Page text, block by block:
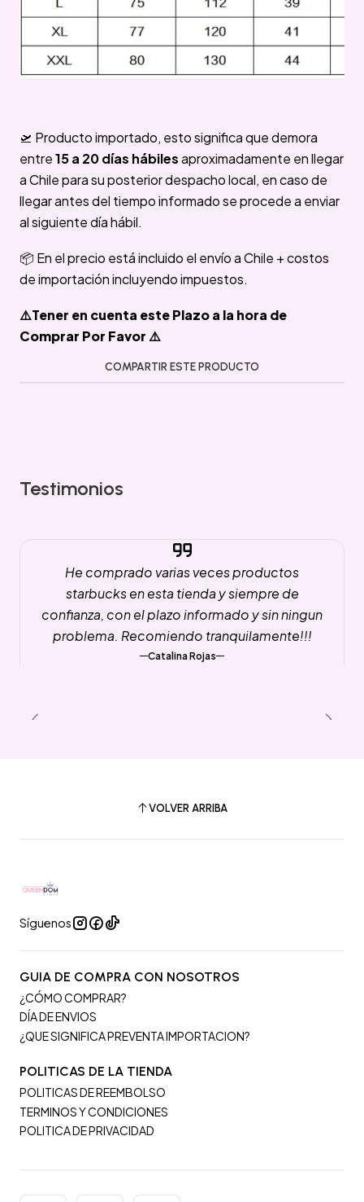
🛫 Producto importado, esto significa que demora
entre15 a 20 días hábilesaproximadamente en llegar
a Chile para su posterior despacho local, en caso de
llegar antes del tiempo informado se procede a enviar
al siguiente día hábil.
📦 En el precio está incluido el envío a Chile + costos
de importación incluyendo impuestos.
⚠️Tener en cuenta este Plazo a la hora de
Comprar Por Favor ⚠️
COMPARTIR ESTE PRODUCTO
Testimonios
He comprado varias veces productos
starbucks en esta tienda y siempre de
confianza, con el plazo informado y sin ningun
problema. Recomiendo tranquilamente!!!
Catalina Rojas
VOLVER ARRIBA
Síguenos
GUIA DE COMPRA CON NOSOTROS
¿CÓMO COMPRAR?
DÍA DE ENVIOS
¿QUE SIGNIFICA PREVENTA IMPORTACION?
POLITICAS DE LA TIENDA
POLITICAS DE REEMBOLSO
TERMINOS Y CONDICIONES
POLITICA DE PRIVACIDAD